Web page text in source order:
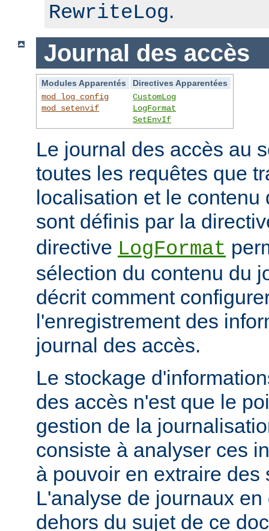
RewriteLog.
Journal des accès
Modules Apparentés
Directives Apparentées
mod_log_config
mod_setenvif
CustomLog
LogFormat
SetEnvIf
Le journal des accès au
toutes les requêtes que
localisation et le
sont définis par la
directive LogFormat
sélection du contenu du
décrit comment
l'enregistrement des
journal des accès.
Le stockage
des accès n'est que le
gestion de la
consiste à analyser ces
à pouvoir en extraire des
L'analyse de journaux
dehors du sujet de ce